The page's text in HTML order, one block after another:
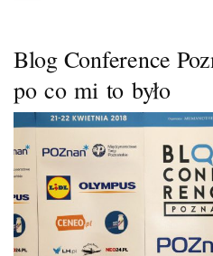
Blog Conference
po co mi to było